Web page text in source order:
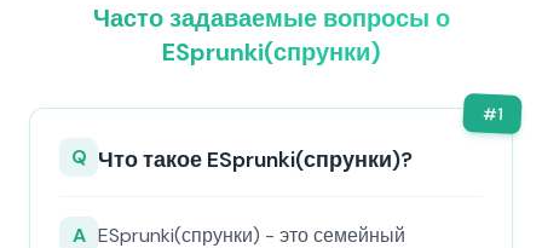
Часто задаваемые вопросы о
ESprunki(спрунки)
#1
Q Что такое ESprunki(спрунки)?
A ESprunki(спрунки) - это семейный